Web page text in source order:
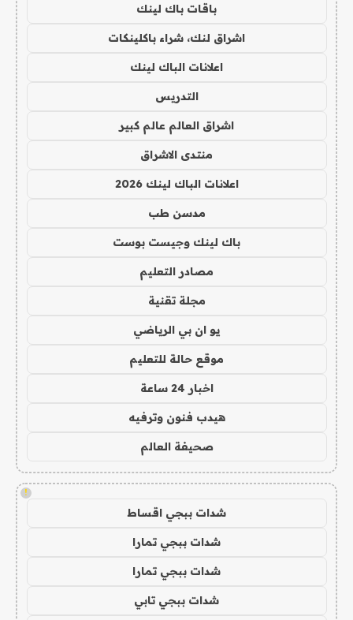
باقات باك لينك
اشراق لنك، شراء باكلينكات
اعلانات الباك لينك
التدريس
اشراق العالم عالم كبير
منتدى الاشراق
اعلانات الباك لينك 2026
مدسن طب
باك لينك وجيست بوست
مصادر التعليم
مجلة تقنية
يو ان بي الرياضي
موقع حالة للتعليم
اخبار 24 ساعة
هيدب فنون وترفيه
صحيفة العالم
!
شدات ببجي اقساط
شدات ببجي تمارا
شدات ببجي تمارا
شدات ببجي تابي